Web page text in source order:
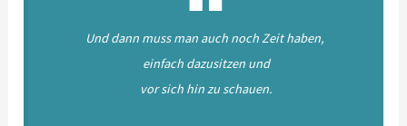
Und dann muss man auch noch Zeit haben,
einfach dazusitzen und
vor sich hin zu schauen.